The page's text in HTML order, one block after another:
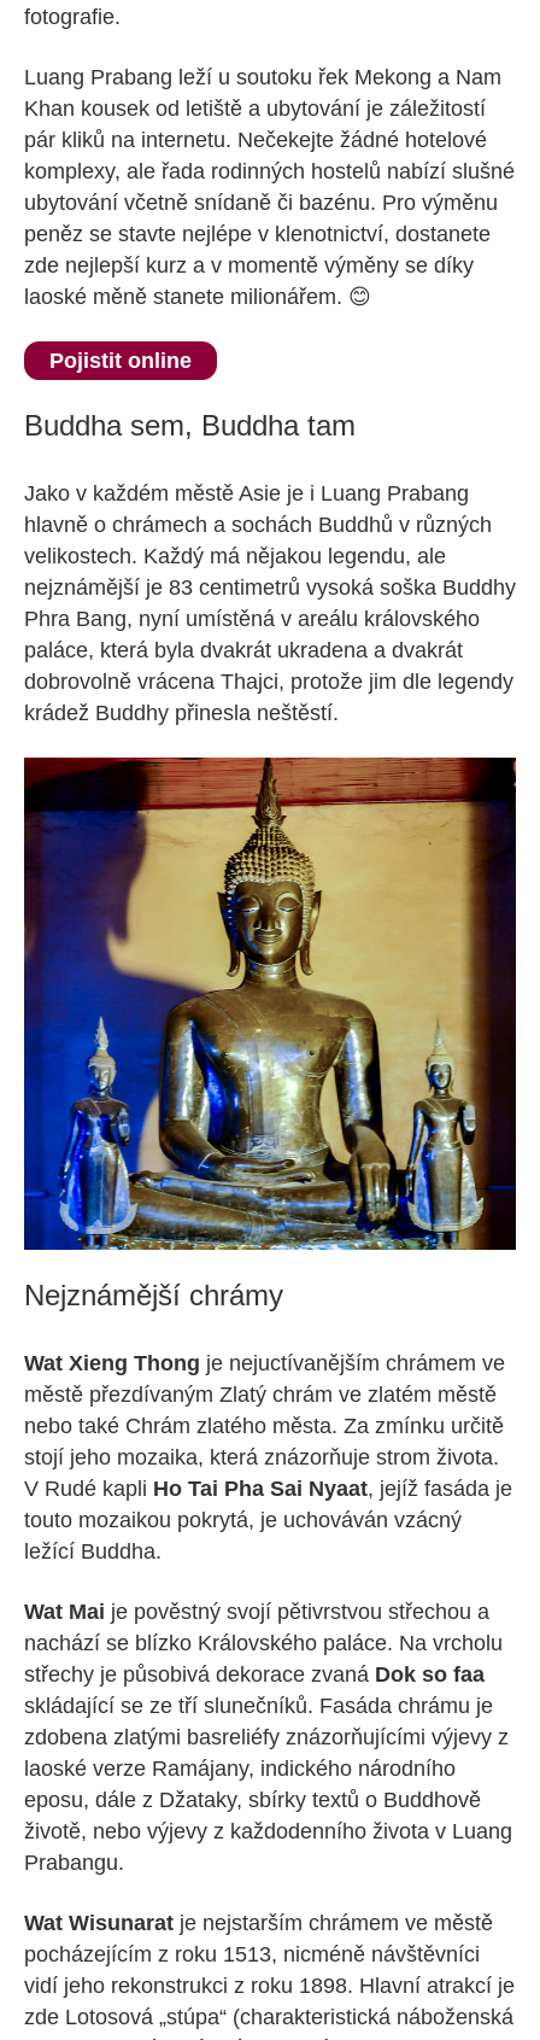
fotografie.
Luang Prabang leží u soutoku řek Mekong a Nam
Khan kousek od letiště a ubytování je záležitostí
pár kliků na internetu. Nečekejte žádné hotelové
komplexy, ale řada rodinných hostelů nabízí slušné
ubytování včetně snídaně či bazénu. Pro výměnu
peněz se stavte nejlépe v klenotnictví, dostanete
zde nejlepší kurz a v momentě výměny se díky
laoské měně stanete milionářem. 😊
Pojistit online
Buddha sem, Buddha tam
Jako v každém městě Asie je i Luang Prabang
hlavně o chrámech a sochách Buddhů v různých
velikostech. Každý má nějakou legendu, ale
nejznámější je 83 centimetrů vysoká soška Buddhy
Phra Bang, nyní umístěná v areálu královského
paláce, která byla dvakrát ukradena a dvakrát
dobrovolně vrácena Thajci, protože jim dle legendy
krádež Buddhy přinesla neštěstí.
Nejznámější chrámy
Wat Xieng Thong je nejuctívanějším chrámem ve
městě přezdívaným Zlatý chrám ve zlatém městě
nebo také Chrám zlatého města. Za zmínku určitě
stojí jeho mozaika, která znázorňuje strom života.
V Rudé kapli Ho Tai Pha Sai Nyaat, jejíž fasáda je
touto mozaikou pokrytá, je uchováván vzácný
ležící Buddha.
Wat Mai je pověstný svojí pětivrstvou střechou a
nachází se blízko Královského paláce. Na vrcholu
střechy je působivá dekorace zvaná Dok so faa
skládající se ze tří slunečníků. Fasáda chrámu je
zdobena zlatými basreliéfy znázorňujícími výjevy z
laoské verze Ramájany, indického národního
eposu, dále z Džataky, sbírky textů o Buddhově
životě, nebo výjevy z každodenního života v Luang
Prabangu.
Wat Wisunarat je nejstarším chrámem ve městě
pocházejícím z roku 1513, nicméně návštěvníci
vidí jeho rekonstrukci z roku 1898. Hlavní atrakcí je
zde Lotosová „stúpa“ (charakteristická náboženská